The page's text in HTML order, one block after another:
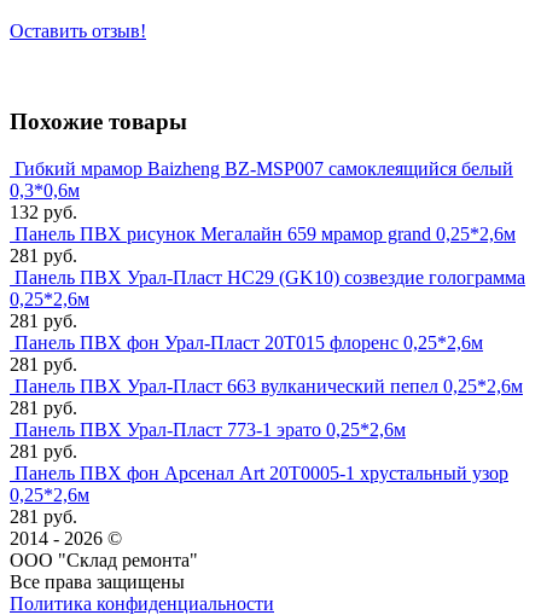
Оставить отзыв!
Похожие товары
Гибкий мрамор Baizheng BZ-MSP007 самоклеящийся белый
0,3*0,6м
132 руб.
Панель ПВХ рисунок Мегалайн 659 мрамор grand 0,25*2,6м
281 руб.
Панель ПВХ Урал-Пласт HC29 (GK10) созвездие голограмма
0,25*2,6м
281 руб.
Панель ПВХ фон Урал-Пласт 20Т015 флоренс 0,25*2,6м
281 руб.
Панель ПВХ Урал-Пласт 663 вулканический пепел 0,25*2,6м
281 руб.
Панель ПВХ Урал-Пласт 773-1 эрато 0,25*2,6м
281 руб.
Панель ПВХ фон Арсенал Art 20T0005-1 хрустальный узор
0,25*2,6м
281 руб.
2014 - 2026 ©
ООО "Склад ремонта"
Все права защищены
Политика конфиденциальности